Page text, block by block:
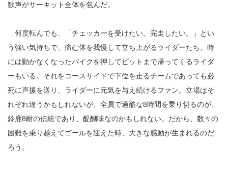
歓声がサーキット全体を包んだ。
何度転んでも、「チェッカーを受けたい。完走したい。」とい
う強い気持ちで、痛む体を我慢して立ち上がるライダーたち。時
には動かなくなったバイクを押してピットまで帰ってくるライダ
ーもいる。それをコースサイドで下位を走るチームであっても必
死に声援を送り、ライダーに元気を与え続けるファン。立場はそ
れぞれ違うかもしれないが、全員で過酷な8時間を乗り切るのが、
鈴鹿8耐の伝統であり、醍醐味なのかもしれない。だから、数々の
困難を乗り越えてゴールを迎えた時、大きな感動が生まれるのだ
ろう。